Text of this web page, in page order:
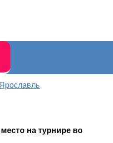
на турнире во